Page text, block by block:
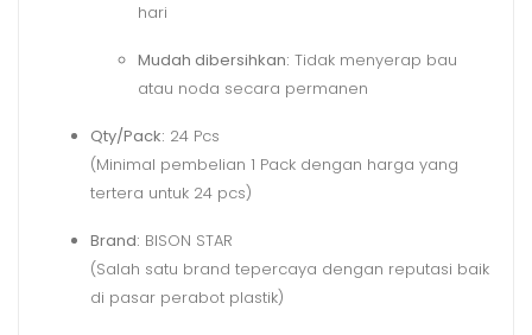
hari
Mudah dibersihkan: Tidak menyerap bau
atau noda secara permanen
Qty/Pack: 24 Pcs
(Minimal pembelian 1 Pack dengan harga yang
tertera untuk 24 pcs)
Brand: BISON STAR
(Salah satu brand tepercaya dengan reputasi baik
di pasar perabot plastik)